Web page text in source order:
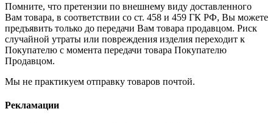
Помните, что претензии по внешнему виду доставленного
Вам товара, в соответствии со ст. 458 и 459 ГК РФ, Вы можете
предъявить только до передачи Вам товара продавцом. Риск
случайной утраты или повреждения изделия переходит к
Покупателю с момента передачи товара Покупателю
Продавцом.
Мы не практикуем отправку товаров почтой.
Рекламации